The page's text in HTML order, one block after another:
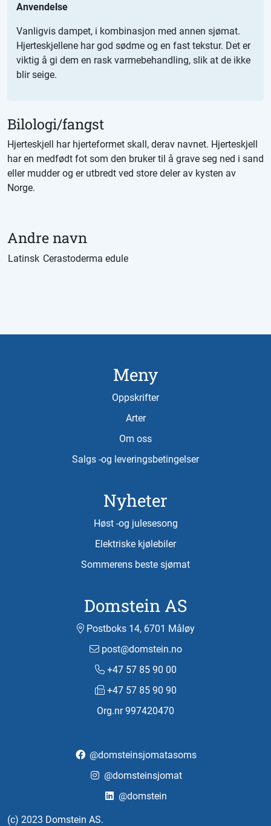
Anvendelse
Vanligvis dampet, i kombinasjon med annen sjømat.
Hjerteskjellene har god sødme og en fast tekstur. Det er
viktig å gi dem en rask varmebehandling, slik at de ikke
blir seige.
Bilologi/fangst
Hjerteskjell har hjerteformet skall, derav navnet. Hjerteskjell
har en medfødt fot som den bruker til å grave seg ned i sand
eller mudder og er utbredt ved store deler av kysten av
Norge.
Andre navn
Latinsk Cerastoderma edule
(c) 2023 Domstein AS.
Meny
Oppskrifter
Arter
Om oss
Salgs -og leveringsbetingelser
Nyheter
Høst -og julesesong
Elektriske kjølebiler
Sommerens beste sjømat
Domstein AS
Postboks 14, 6701 Måløy
post@domstein.no
+47 57 85 90 00
+47 57 85 90 90
Org.nr 997420470
@domsteinsjomatasoms
@domsteinsjomat
@domstein